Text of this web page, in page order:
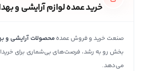
خرید عمده لوازم آرایشی و
صنعت خرید و فروش عمدهمحصولات آرایشی و
بخش رو به رشد، فرصت‌های بی‌شماری برای
می‌دهد.